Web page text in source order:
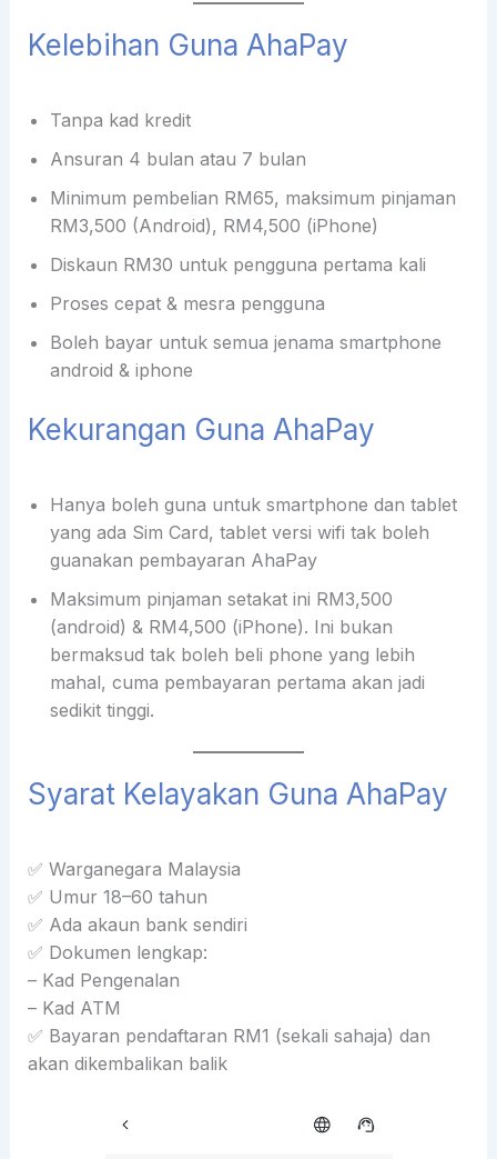
Kelebihan Guna AhaPay
Tanpa kad kredit
Ansuran 4 bulan atau 7 bulan
Minimum pembelian RM65, maksimum pinjaman
RM3,500 (Android), RM4,500 (iPhone)
Diskaun RM30 untuk pengguna pertama kali
Proses cepat & mesra pengguna
Boleh bayar untuk semua jenama smartphone
android & iphone
Kekurangan Guna AhaPay
Hanya boleh guna untuk smartphone dan tablet
yang ada Sim Card, tablet versi wifi tak boleh
guanakan pembayaran AhaPay
Maksimum pinjaman setakat ini RM3,500
(android) & RM4,500 (iPhone). Ini bukan
bermaksud tak boleh beli phone yang lebih
mahal, cuma pembayaran pertama akan jadi
sedikit tinggi.
Syarat Kelayakan Guna AhaPay
✅ Warganegara Malaysia
✅ Umur 18–60 tahun
✅ Ada akaun bank sendiri
✅ Dokumen lengkap:
– Kad Pengenalan
– Kad ATM
✅ Bayaran pendaftaran RM1 (sekali sahaja) dan
akan dikembalikan balik